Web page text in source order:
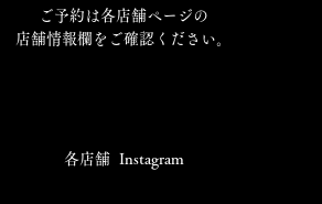
​ご予約は各店舗ページの
店舗情報欄をご確認ください。
​各店舗 Instagram